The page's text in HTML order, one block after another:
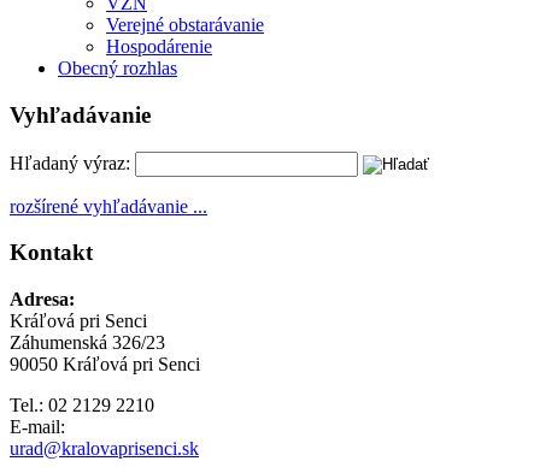
Verejné obstarávanie
Hospodárenie
Obecný rozhlas
Vyhľadávanie
Hľadaný výraz:
rozšírené vyhľadávanie ...
Kontakt
Adresa:
Kráľová pri Senci
Záhumenská 326/23
90050 Kráľová pri Senci
Tel.: 02 2129 2210
E-mail:
urad@kralovaprisenci.sk